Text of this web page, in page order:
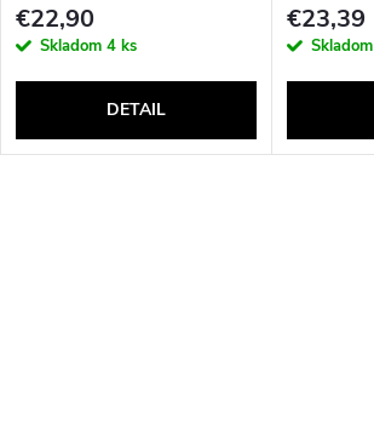
€22,90
Skladom 4 ks
DETAIL
€23,39
Skladom